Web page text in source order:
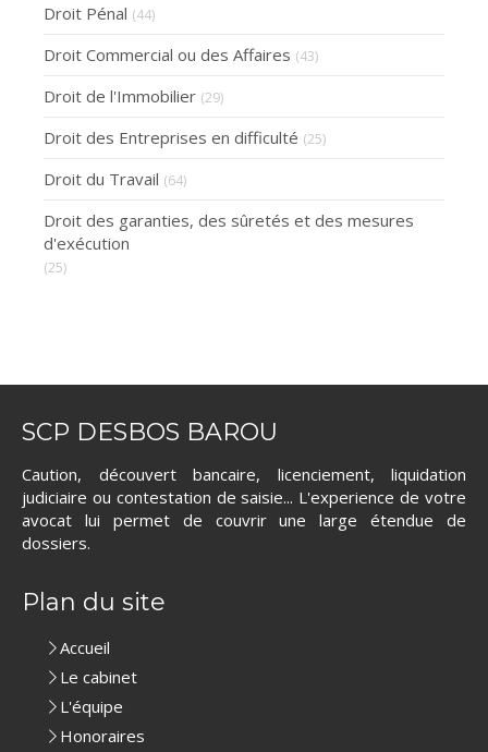
Droit Pénal (44)
Droit Commercial ou des Affaires (43)
Droit de l'Immobilier (29)
Droit des Entreprises en difficulté (25)
Droit du Travail (64)
Droit des garanties, des sûretés et des mesures
d'exécution
(25)
SCP DESBOS BAROU
Caution, découvert bancaire, licenciement, liquidation
judiciaire ou contestation de saisie... L'experience de votre
avocat lui permet de couvrir une large étendue de
dossiers.
Plan du site
Accueil
Le cabinet
L'équipe
Honoraires